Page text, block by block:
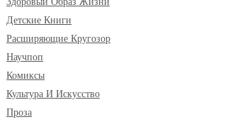
Детские Книги
Расширяющие Кругозор
Научпоп
Комиксы
Культура И Искусство
Проза